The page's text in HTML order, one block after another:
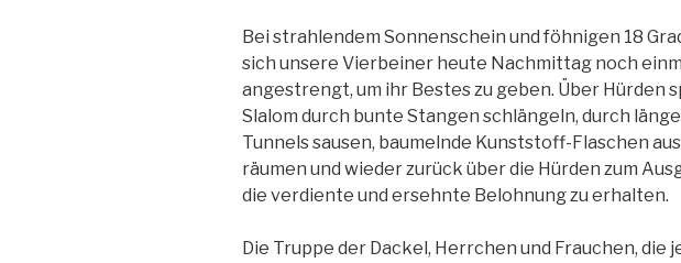
Bei strahlendem Sonnenschein und föhnigen 18
sich unsere Vierbeiner heute Nachmittag noch
angestrengt, um ihr Bestes zu geben. Über Hürden
Slalom durch bunte Stangen schlängeln, durch
Tunnels sausen, baumelnde Kunststoff-Flaschen
räumen und wieder zurück über die Hürden zum
die verdiente und ersehnte Belohnung zu erhalten.
Die Truppe der Dackel, Herrchen und Frauchen, die